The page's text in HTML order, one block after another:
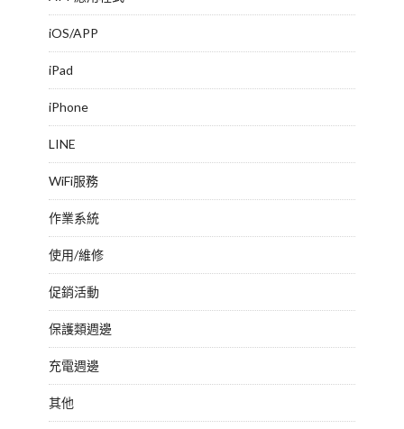
iOS/APP
iPad
iPhone
LINE
WiFi服務
作業系統
使用/維修
促銷活動
保護類週邊
充電週邊
其他